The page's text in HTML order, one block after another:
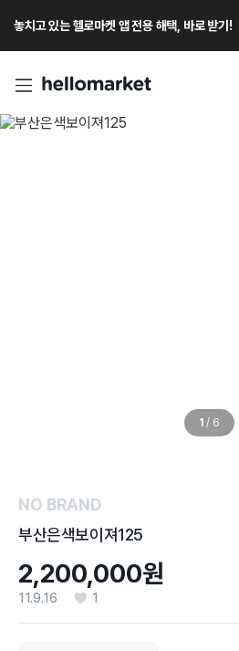
놓치고 있는 헬로마켓 앱 전용 해택, 바로 받기!
1 / 6
NO BRAND
부산은색보이져125
2,200,000원
11.9.16 1